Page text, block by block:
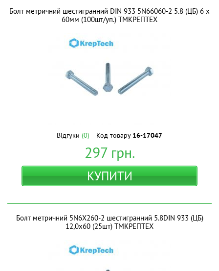
Болт метричний шестигранний DIN 933 5N66060-2 5.8 (ЦБ) 6 х
60мм (100шт/уп.) ТМКРЕПТЕХ
Відгуки (0) Код товару 16-17047
297грн.
КУПИТИ
Болт метричний 5N6X260-2 шестигранний 5.8DIN 933 (ЦБ)
12,0х60 (25шт) ТМКРЕПТЕХ